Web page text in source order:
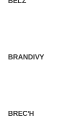
BRANDIVY
BREC'H